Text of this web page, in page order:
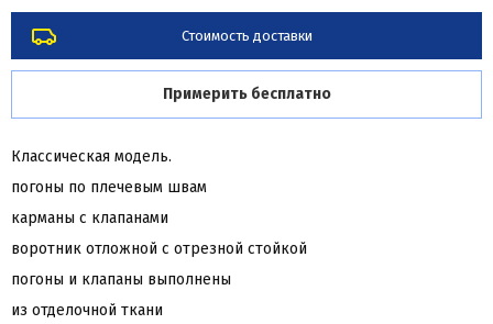
Стоимость доставки
Примерить бесплатно
Классическая модель.
погоны по плечевым швам
карманы с клапанами
воротник отложной с отрезной стойкой
погоны и клапаны выполнены
из отделочной ткани